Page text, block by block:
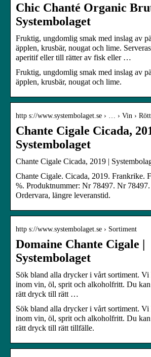
Chic Chanté Organic
Systembolaget
Fruktig, ungdomlig smak med inslag av
äpplen, krusbär, nougat och lime.
aperitif eller till rätter av fisk eller …
Fruktig, ungdomlig smak med inslag av
äpplen, krusbär, nougat och lime.
http s://www.systembolaget.se › … › Vin ›
Chante Cigale Cicada,
Systembolaget
Chante Cigale Cicada, 2019 |
Chante Cigale. Cicada, 2019. Frankrike.
%. Produktnummer: Nr 78497. Nr
Ordervara, längre leveranstid.
http s://www.systembolaget.se › Sortiment
Domaine Chante Cigale |
Systembolaget
Sök bland alla drycker i vårt sortiment. Vi
inom vin, öl, sprit och alkoholfritt. Du
rätt dryck till rätt …
Sök bland alla drycker i vårt sortiment. Vi
inom vin, öl, sprit och alkoholfritt. Du
rätt dryck till rätt tillfälle.